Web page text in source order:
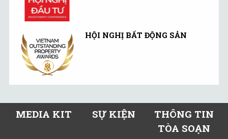
HỘI NGHỊ BẤT ĐỘNG SẢN
MEDIA KIT SỰ KIỆN
THÔNG TIN
TÒA SOẠN